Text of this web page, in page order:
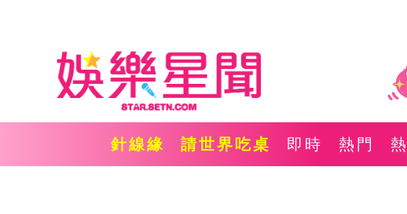
針線緣 請世界吃桌 即時 熱門